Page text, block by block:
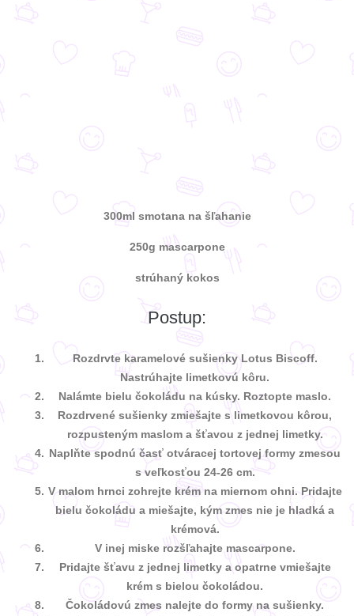
300ml smotana na šľahanie
250g mascarpone
strúhaný kokos
Postup:
Rozdrvte karamelové sušienky Lotus Biscoff.
Nastrúhajte limetkovú kôru.
Nalámte bielu čokoládu na kúsky. Roztopte maslo.
Rozdrvené sušienky zmiešajte s limetkovou kôrou,
rozpusteným maslom a šťavou z jednej limetky.
Naplňte spodnú časť otváracej tortovej formy zmesou
s veľkosťou 24-26 cm.
V malom hrnci zohrejte krém na miernom ohni. Pridajte
bielu čokoládu a miešajte, kým zmes nie je hladká a
krémová.
V inej miske rozšľahajte mascarpone.
Pridajte šťavu z jednej limetky a opatrne vmiešajte
krém s bielou čokoládou.
Čokoládovú zmes nalejte do formy na sušienky.